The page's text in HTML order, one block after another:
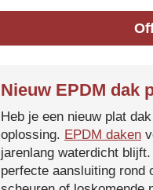
Nieuw EPDM dak
Heb je een nieuw plat
oplossing. EPDM daken
jarenlang waterdicht
perfecte aansluiting rond